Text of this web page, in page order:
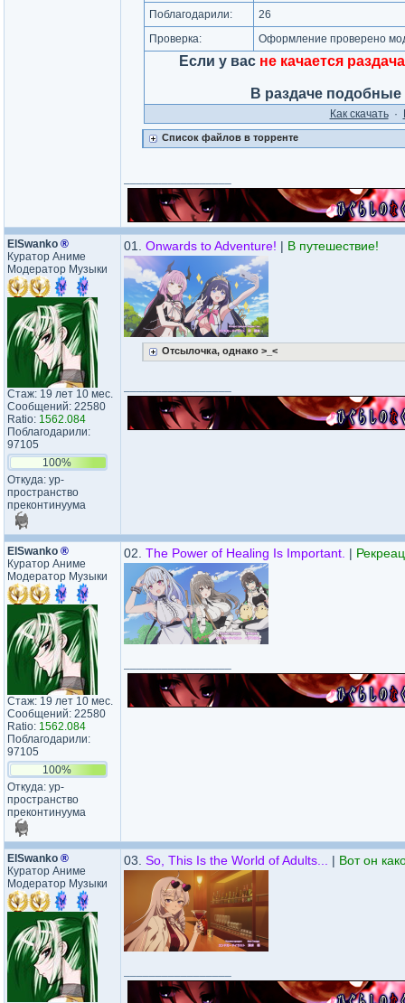
Поблагодарили:
26
Проверка:
Оформление проверено
Если у вас не качается раздача
В раздаче
Как cкачать·
Список файлов в торренте
ElSwanko ®
Куратор Аниме
Модератор Музыки
Стаж: 19 лет 10 мес.
Сообщений: 22580
Ratio: 1562.084
Поблагодарили:
97105
100%
Откуда: ур-
пространство
преконтинуума
01. Onwards to Adventure! | В путешествие!
Отсылочка, однако >_<
ElSwanko ®
Куратор Аниме
Модератор Музыки
Стаж: 19 лет 10 мес.
Сообщений: 22580
Ratio: 1562.084
Поблагодарили:
97105
100%
Откуда: ур-
пространство
преконтинуума
02. The Power of Healing Is Important. |
ElSwanko ®
Куратор Аниме
Модератор Музыки
03. So, This Is the World of Adults... | Вот он